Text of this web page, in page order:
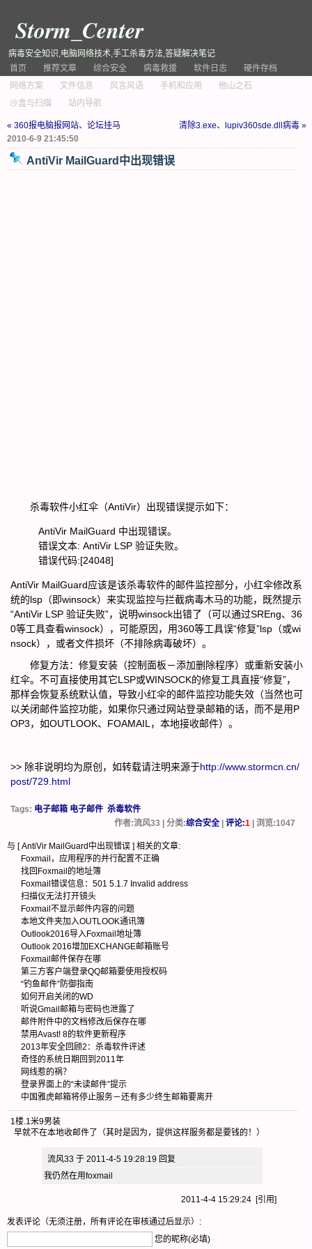
Storm_Center
病毒安全知识,电脑网络技术,手工杀毒方法,答疑解决笔记
首页
推荐文章 综合安全 病毒救援 软件日志
硬件存档
网络方案
文件信息 风言风语 手机和应用
他山之石
沙盒与扫描
站内导航
« 360报电脑报网站、论坛挂马
清除3.exe、lupiv360sde.dll病毒 »
2010-6-9 21:45:50
AntiVir MailGuard中出现错误
杀毒软件小红伞（AntiVir）出现错误提示如下：
AntiVir MailGuard 中出现错误。
错误文本: AntiVir LSP 验证失败。
错误代码:[24048]
AntiVir MailGuard应该是该杀毒软件的邮件监控部分，小红伞修改系
统的lsp（即winsock）来实现监控与拦截病毒木马的功能，既然提示
“AntiVir LSP 验证失败”，说明winsock出错了（可以通过SREng、36
0等工具查看winsock），可能原因，用360等工具误“修复”lsp（或wi
nsock），或者文件损坏（不排除病毒破坏）。
修复方法：修复安装（控制面板－添加删除程序）或重新安装小
红伞。不可直接使用其它LSP或WINSOCK的修复工具直接“修复”，
那样会恢复系统默认值，导致小红伞的邮件监控功能失效（当然也可
以关闭邮件监控功能，如果你只通过网站登录邮箱的话，而不是用P
OP3，如OUTLOOK、FOAMAIL，本地接收邮件）。
>> 除非说明均为原创，如转载请注明来源于http://www.stormcn.cn/
post/729.html
Tags: 电子邮箱 电子邮件 杀毒软件
作者:流风33 | 分类:综合安全|评论:1 | 浏览:1047
与 [AntiVir MailGuard中出现错误 ] 相关的文章:
Foxmail，应用程序的并行配置不正确
找回Foxmail的地址簿
Foxmail错误信息：501 5.1.7 Invalid address
扫描仪无法打开镜头
Foxmail不显示邮件内容的问题
本地文件夹加入OUTLOOK通讯簿
Outlook2016导入Foxmail地址簿
Outlook 2016增加EXCHANGE邮箱账号
Foxmail邮件保存在哪
第三方客户端登录QQ邮箱要使用授权码
“钓鱼邮件”防御指南
如何开启关闭的WD
听说Gmail邮箱与密码也泄露了
邮件附件中的文档修改后保存在哪
禁用Avast! 8的软件更新程序
2013年安全回顾2：杀毒软件评述
奇怪的系统日期回到2011年
网线惹的祸？
登录界面上的“未读邮件”提示
中国雅虎邮箱将停止服务－还有多少终生邮箱要离开
1楼.1米9男装
早就不在本地收邮件了（其时是因为，提供这样服务都是要钱的！）
流风33 于 2011-4-5 19:28:19 回复
我仍然在用foxmail
2011-4-4 15:29:24 [引用]
发表评论（无须注册，所有评论在审核通过后显示）:
您的昵称(必填)